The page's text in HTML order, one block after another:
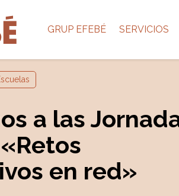
GRUP EFEBÉ SERVICIOS
a las
en red»